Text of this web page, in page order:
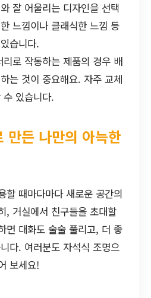
잘 어울리는 디자인을 선택
느낌이나 클래식한 느낌 등
습니다.
리로 작동하는 제품의 경우 배
는 것이 중요해요. 자주 교체
있습니다.
만든 나만의 아늑한
할 때마다마다 새로운 공간의
, 거실에서 친구들을 초대할
면 대화도 술술 풀리고, 더 좋
다. 여러분도 자석식 조명으
보세요!